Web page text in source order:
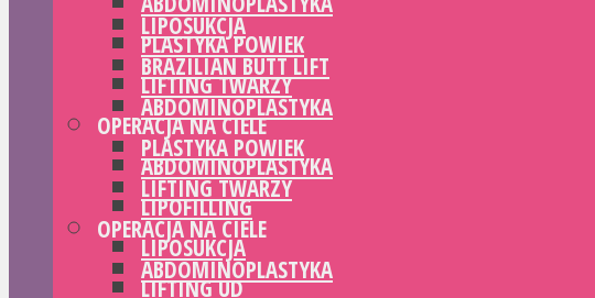
PLASTYKA POWIEK
LIFTING TWARZY
OPERACJA NA CIELE
ABDOMINOPLASTYKA
LIPOFILLING
LIPOSUKCJA
LIFTING UD
LIPOSUKCJA
BRAZILIAN BUTT LIFT
ABDOMINOPLASTYKA
PLASTYKA POWIEK
LIFTING TWARZY
OPERACJA NA CIELE
ABDOMINOPLASTYKA